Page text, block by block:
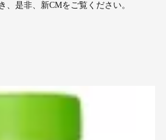
、是非、新CMをご覧ください。